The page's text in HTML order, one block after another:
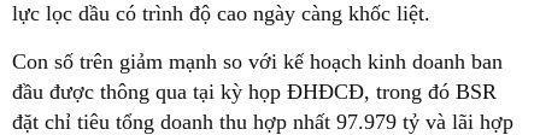
lực lọc dầu có trình độ cao ngày càng khốc liệt.
Con số trên giảm mạnh so với kế hoạch kinh doanh ban
đầu được thông qua tại kỳ họp ĐHĐCĐ, trong đó BSR
đặt chỉ tiêu tổng doanh thu hợp nhất 97.979 tỷ và lãi hợp